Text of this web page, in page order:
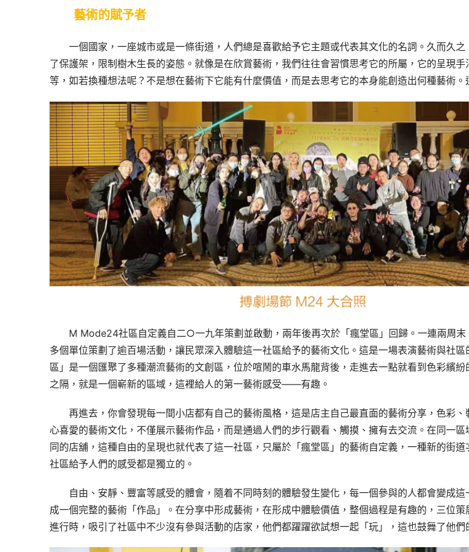
藝術的賦予者
一個國家，一座城市或是一條街道，人們總是喜歡給予它主題或代表其文化的名詞。久而久之
了保護架，限制樹木生長的姿態。就像是在欣賞藝術，我們往往會習慣思考它的所屬，它的呈現手
等，如若換種想法呢？不是想在藝術下它能有什麼價值，而是去思考它的本身能創造出何種藝術。
M Mode24社區自定義自二○一九年策劃並啟動，兩年後再次於「瘋堂區」回歸。一連兩周末
多個單位策劃了逾百場活動，讓民眾深入體驗這一社區給予的藝術文化。這是一場表演藝術與社區
區」是一個匯聚了多種潮流藝術的文創區，位於喧鬧的車水馬龍背後，走進去一點就看到色彩繽
之隔，就是一個嶄新的區域，這裡給人的第一藝術感受——有趣。
再進去，你會發現每一間小店都有自己的藝術風格，這是店主自己最直面的藝術分享，色彩、
心喜愛的藝術文化，不僅展示藝術作品，而是通過人們的步行觀看、觸摸、擁有去交流。在同一區
同的店舖，這種自由的呈現也就代表了這一社區，只屬於「瘋堂區」的藝術自定義，一種新的街
社區給予人們的感受都是獨立的。
自由、安靜、豐富等感受的體會，隨着不同時刻的體驗發生變化，每一個參與的人都會變成
成一個完整的藝術「作品」。在分享中形成藝術，在形成中體驗價值，整個過程是有趣的，三位策
進行時，吸引了社區中不少沒有參與活動的店家，他們都躍躍欲試想一起「玩」，這也鼓舞了他們